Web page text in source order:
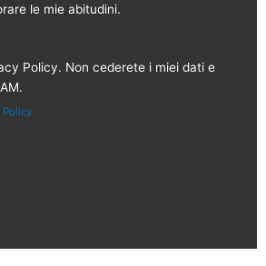
le mie abitudini.
Policy. Non cederete i miei dati e
Policy